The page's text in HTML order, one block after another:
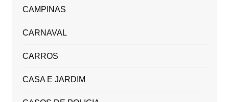
CAMPINAS
CARNAVAL
CARROS
CASA E JARDIM